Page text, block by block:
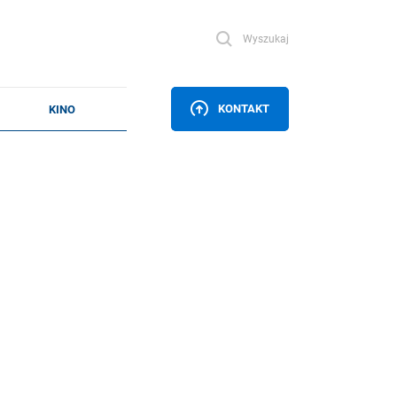
Wyszukaj
KONTAKT